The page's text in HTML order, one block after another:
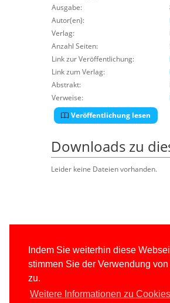
Indem Sie weiterhin diese
stimmen Sie der Verwendung
zu.
Weitere Informationen zu
Ausgabe:
Autor(en):
Verlag:
Anzahl Seiten:
Link zur Veröffentlichung:
Link zum Verlag:
Abstrakt:
Verweise:
Veröffentlichung lesen
Downloads zu
Leider keine Dateien vorhanden.